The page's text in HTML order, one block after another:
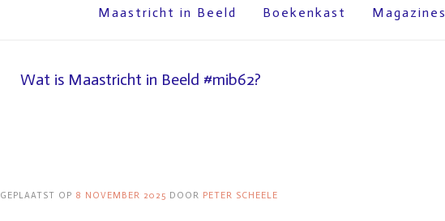
Maastricht in Beeld Boekenkast Magazines
Wat is Maastricht in Beeld #mib62?
GEPLAATST OP 8 NOVEMBER 2025 DOOR PETER SCHEELE